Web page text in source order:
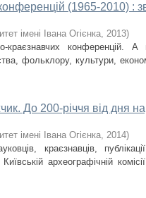
(1965-2010) :
імені Івана Огієнка, 2013)
краєзнавчих конференцій.
фольклору, культури,
До 200-річчя від дня
імені Івана Огієнка, 2014)
краєзнавців,
археографічній